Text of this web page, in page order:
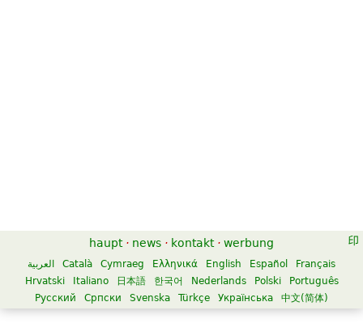
haupt · news · kontakt · werbung
العربية Català Cymraeg Ελληνικά English Español
Français
Hrvatski
Italiano 日本語 한국어 Nederlands Polski
Português
Русский
Српски Svenska Türkçe Українська 中文(简体)